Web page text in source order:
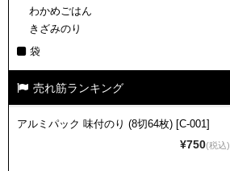
わかめごはん
きざみのり
袋
売れ筋ランキング
アルミパック 味付のり (8切64枚) [C-001]
¥750(税込)